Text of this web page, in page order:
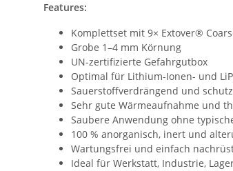
Features:
Komplettset mit 9× Extover®
Grobe 1–4 mm Körnung
UN-zertifizierte Gefahrgutbox
Optimal für Lithium-Ionen- und
Sauerstoffverdrängend und
Sehr gute Wärmeaufnahme und
Saubere Anwendung ohne
100 % anorganisch, inert und
Wartungsfrei und einfach
Ideal für Werkstatt, Industrie,